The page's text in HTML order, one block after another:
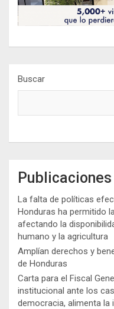
Buscar
La falta de políticas
Honduras ha permitido
afectando la
humano y la agricultura
Amplían derechos y
de Honduras
Carta para el Fiscal
institucional ante los
democracia, alimenta la